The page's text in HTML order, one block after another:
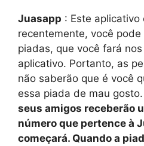
Juasapp : Este
recentemente, você
piadas, que você fará
aplicativo. Portanto, as
não saberão que é você
essa piada de mau
seus amigos receberão
número que pertence à
começará. Quando a